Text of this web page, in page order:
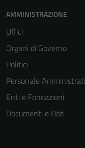
AMMINISTRAZIONE
Uffici
Organi di Governo
Politici
Personale
Enti e Fondazioni
Documenti e Dati